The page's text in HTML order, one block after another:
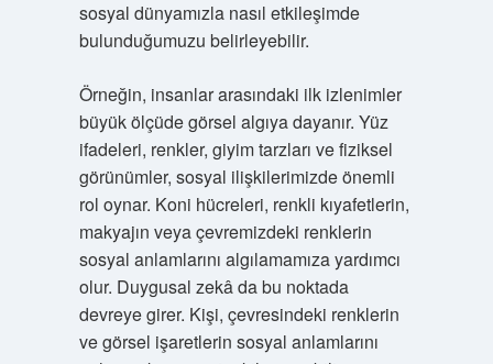
sosyal dünyamızla nasıl etkileşimde
bulunduğumuzu belirleyebilir.
Örneğin, insanlar arasındaki ilk izlenimler
büyük ölçüde görsel algıya dayanır. Yüz
ifadeleri, renkler, giyim tarzları ve fiziksel
görünümler, sosyal ilişkilerimizde önemli
rol oynar. Koni hücreleri, renkli kıyafetlerin,
makyajın veya çevremizdeki renklerin
sosyal anlamlarını algılamamıza yardımcı
olur. Duygusal zekâ da bu noktada
devreye girer. Kişi, çevresindeki renklerin
ve görsel işaretlerin sosyal anlamlarını